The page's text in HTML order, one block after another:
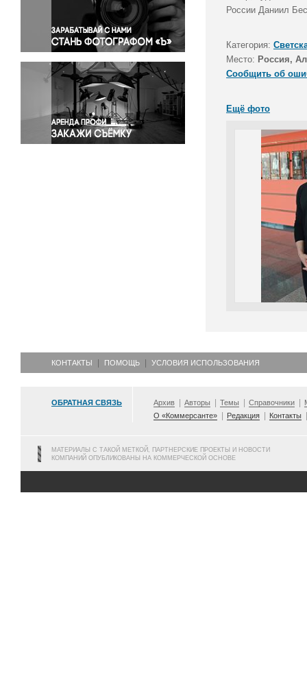
Правосудие
Происшествия и конфликты
Религия
Светская жизнь
Спорт
Экология
Экономика и бизнес
России Даниил
Категория:
Место: Россия,
Сообщить об
Ещё фото
КОНТАКТЫ ПОМОЩЬ УСЛОВИЯ ИСПОЛЬЗОВАНИЯ
ОБРАТНАЯ СВЯЗЬ Архив Авторы Темы Справочники
О «Коммерсанте»
Редакция Контакты
МАТЕРИАЛЫ С ТАКОЙ МЕТКОЙ, ПАРТНЕРСКИЕ ПРОЕКТЫ И НОВОСТИ
КОМПАНИЙ ОПУБЛИКОВАНЫ НА КОММЕРЧЕСКОЙ ОСНОВЕ